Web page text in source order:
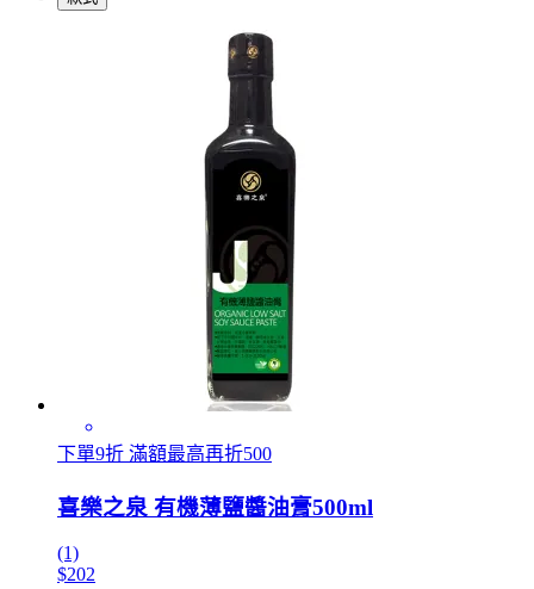
下單9折 滿額最高再折500
喜樂之泉 有機薄鹽醬油膏500ml
(1)
$202